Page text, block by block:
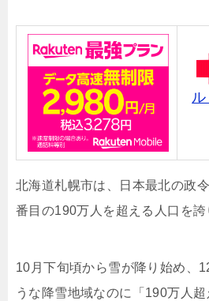
北海道札幌市は、日本最北の政
番目の190万人を超える人口を誇
10月下旬頃から雪が降り始め、
うな降雪地域なのに「190万人